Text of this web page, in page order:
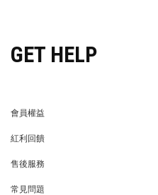
GET HELP
會員權益
紅利回饋
售後服務
常見問題